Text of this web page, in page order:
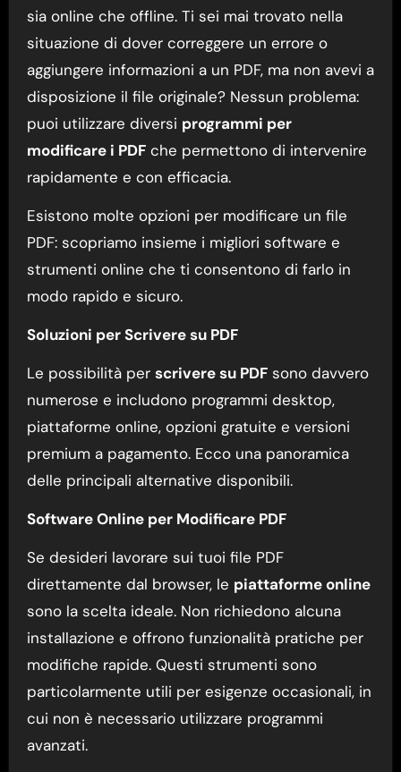
sia online che offline. Ti sei mai trovato nella
situazione di dover correggere un errore o
aggiungere informazioni a un PDF, ma non avevi a
disposizione il file originale? Nessun problema:
puoi utilizzare diversi programmi per
modificare i PDFche permettono di intervenire
rapidamente e con efficacia.
Esistono molte opzioni per modificare un file
PDF: scopriamo insieme i migliori software e
strumenti online che ti consentono di farlo in
modo rapido e sicuro.
Soluzioni per Scrivere su PDF
Le possibilità per scrivere su PDFsono davvero
numerose e includono programmi desktop,
piattaforme online, opzioni gratuite e versioni
premium a pagamento. Ecco una panoramica
delle principali alternative disponibili.
Software Online per Modificare PDF
Se desideri lavorare sui tuoi file PDF
direttamente dal browser, le piattaforme online
sono la scelta ideale. Non richiedono alcuna
installazione e offrono funzionalità pratiche per
modifiche rapide. Questi strumenti sono
particolarmente utili per esigenze occasionali, in
cui non è necessario utilizzare programmi
avanzati.